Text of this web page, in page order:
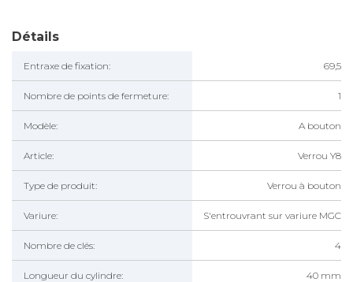
Détails
Entraxe de fixation: 69,5
Nombre de points de fermeture: 1
Modèle: A bouton
Article: Verrou Y8
Type de produit: Verrou à bouton
Variure: S'entrouvrant sur variure MGC
Nombre de clés: 4
Longueur du cylindre: 40 mm